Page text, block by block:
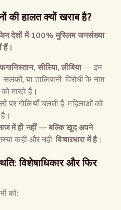
की हालत क्यों खराब है?
देशों में 100%मुस्लिम जनसंख्या
हैं।
, सीरिया,लीबिया— इन
या तालिबानी-विरोधी के नाम
मारते हैं।
पर गोलियाँ चलती हैं, महिलाओं को
में ही नहीं—बल्कि खुद अपने
कहीं और नहीं,विचारधारा में है।
:विशेषाधिकार और फिर
को: